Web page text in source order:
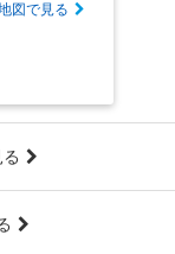
図で見る